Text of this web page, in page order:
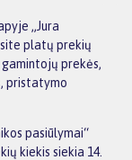
„Jura
platų prekių
prekės,
pristatymo
pasiūlymai“
kiekis siekia 14.